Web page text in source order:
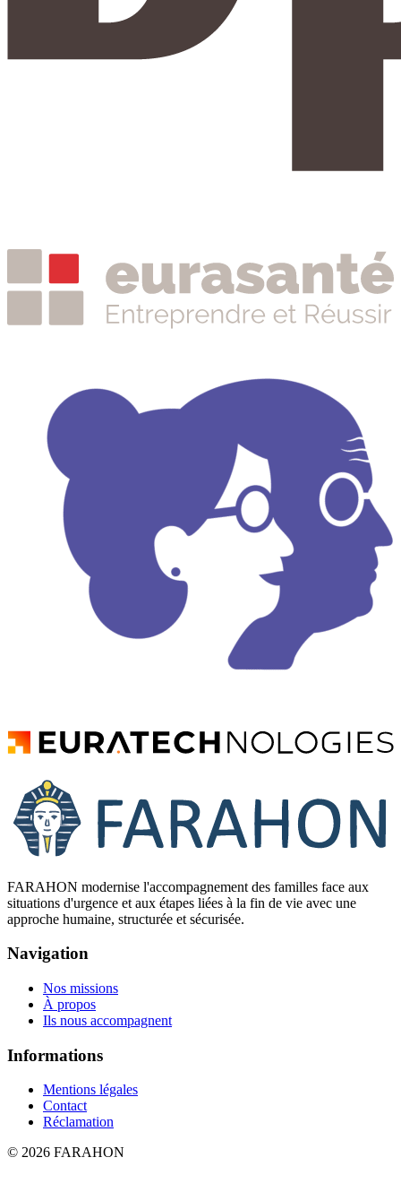
FARAHON modernise l'accompagnement des familles face aux
situations d'urgence et aux étapes liées à la fin de vie avec une
approche humaine, structurée et sécurisée.
Navigation
Nos missions
À propos
Ils nous accompagnent
Informations
Mentions légales
Contact
Réclamation
© 2026 FARAHON